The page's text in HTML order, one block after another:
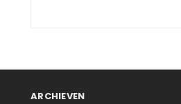
ARCHIEVEN